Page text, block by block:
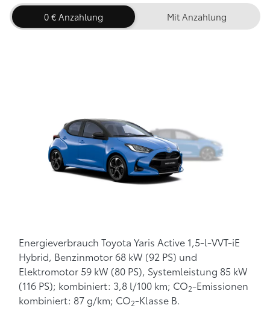
0 € Anzahlung Mit Anzahlung
Energieverbrauch Toyota Yaris Active 1,5-l-VVT-iE
Hybrid, Benzinmotor 68 kW (92 PS) und
Elektromotor 59 kW (80 PS), Systemleistung 85 kW
(116 PS); kombiniert: 3,8 l/100 km; CO2-Emissionen
kombiniert: 87 g/km; CO2-Klasse B.